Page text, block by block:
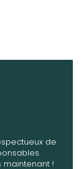
de
maintenant !